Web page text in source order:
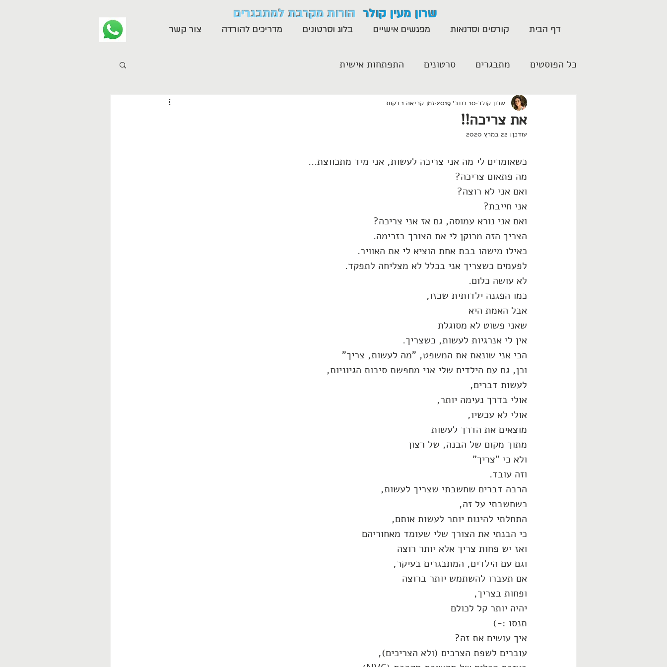
דף הבית קורסים וסדנאות מפגשים אישיים בלוג וסרטונים מדריכים להורדה צור קשר
שרון מעין קולר הורות מקרבת למתבגרים
כל הפוסטים מתבגרים סרטונים התפתחות אישית
את צריכה!!
שרון קולר 10 בנוב׳ 2019 זמן קריאה 1 דקות
עודכן: 22 במרץ 2020
כשאומרים לי מה אני צריכה לעשות, אני מיד מתכווצת...
מה פתאום צריכה?
ואם אני לא רוצה?
אני חייבת?
ואם אני נורא עמוסה, גם אז אני צריכה?
הצריך הזה מרוקן לי את הצורך בזרימה.
כאילו מישהו בבת אחת הוציא לי את האוויר.
לפעמים כשצריך אני בכלל לא מצליחה לתפקד.
לא עושה כלום.
כמו הפגנה ילדותית שכזו,
אבל האמת היא
שאני פשוט לא מסוגלת
אין לי אנרגיות לעשות, כשצריך.
הכי אני שונאת את המשפט, "מה לעשות, צריך"
וכן, גם עם הילדים שלי אני מחפשת סיבות הגיוניות,
לעשות דברים,
אולי בדרך נעימה יותר,
אולי לא עכשיו,
מוצאים את הדרך לעשות
מתוך מקום של הבנה, של רצון
ולא כי "צריך"
וזה עובד.
הרבה דברים שחשבתי שצריך לעשות,
כשחשבתי על זה,
התחלתי להינות יותר לעשות אותם,
כי הבנתי את הצורך שלי שעומד מאחוריהם
ואז יש פחות צריך אלא יותר רוצה
וגם עם הילדים, המתבגרים בעיקר,
אם תעברו להשתמש יותר ברוצה
ופחות בצריך,
יהיה יותר קל לכולם
תנסו :-)
איך עושים את זה?
עוברים לשפת הצרכים (ולא הצריכים),